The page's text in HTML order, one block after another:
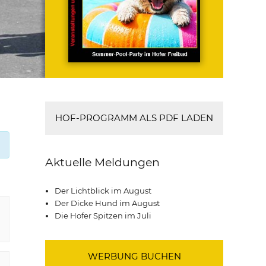
HOF-PROGRAMM ALS PDF LADEN
Aktuelle Meldungen
Der Lichtblick im August
Der Dicke Hund im August
Die Hofer Spitzen im Juli
WERBUNG BUCHEN